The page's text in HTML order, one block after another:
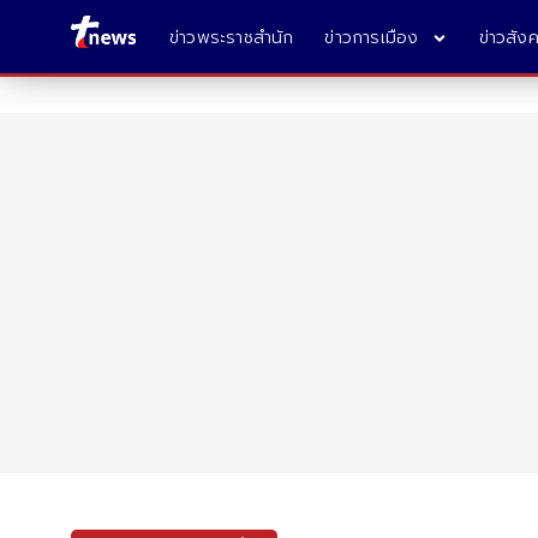
ข่าวพระราชสำนัก ข่าวการเมือง ข่าวสัง